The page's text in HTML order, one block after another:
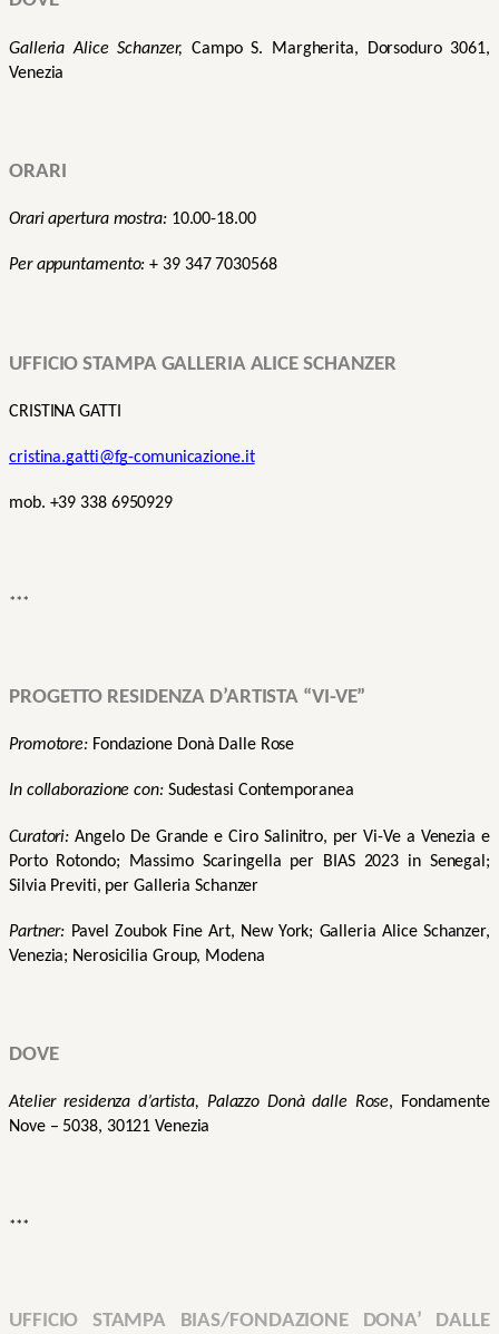
Galleria Alice Schanzer, Campo S. Margherita, Dorsoduro 3061,
Venezia
ORARI
Orari apertura mostra: 10.00-18.00
Per appuntamento: + 39 347 7030568
UFFICIO STAMPA GALLERIA ALICE SCHANZER
CRISTINA GATTI
cristina.gatti@fg-comunicazione.it
mob. +39 338 6950929
***
PROGETTO RESIDENZA D’ARTISTA “VI-VE”
Promotore: Fondazione Donà Dalle Rose
In collaborazione con: Sudestasi Contemporanea
Curatori: Angelo De Grande e Ciro Salinitro, per Vi-Ve a Venezia e
Porto Rotondo; Massimo Scaringella per BIAS 2023 in Senegal;
Silvia Previti, per Galleria Schanzer
Partner: Pavel Zoubok Fine Art, New York; Galleria Alice Schanzer,
Venezia; Nerosicilia Group, Modena
DOVE
Atelier residenza d’artista, Palazzo Donà dalle Rose, Fondamente
Nove – 5038, 30121 Venezia
***
UFFICIO STAMPA BIAS/FONDAZIONE DONA’ DALLE